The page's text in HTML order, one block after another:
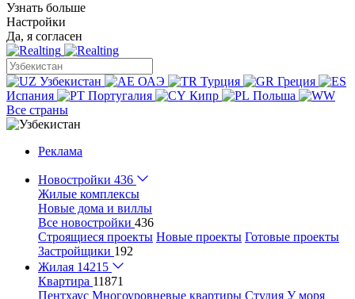
Узнать больше
Настройки
Да, я согласен
Узбекистан ОАЭ Турция
Греция
Испания
Португалия Кипр
Польша
Все страны
Реклама
Новостройки 436
Жилые комплексы
Новые дома и виллы
Все новостройки 436
Строящиеся проекты Новые проекты Готовые проекты
Застройщики 192
Жилая 14215
Квартира 11871
Пентхаус Многоуровневые квартиры Студия У моря